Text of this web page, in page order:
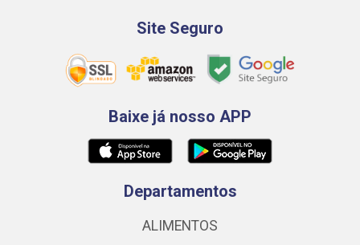
Site Seguro
Baixe já nosso APP
Departamentos
ALIMENTOS